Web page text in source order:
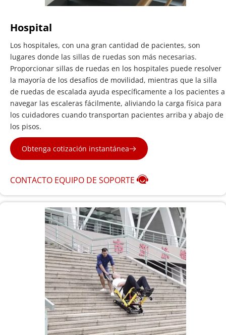
Hospital
Los hospitales, con una gran cantidad de pacientes, son
lugares donde las sillas de ruedas son más necesarias.
Proporcionar sillas de ruedas en los hospitales puede resolver
la mayoría de los desafíos de movilidad, mientras que la silla
de ruedas de escalada ayuda específicamente a los pacientes a
navegar las escaleras fácilmente, aliviando la carga física para
los cuidadores cuando transportan pacientes arriba y abajo de
los pisos.
Obtenga cotización instantánea
CONTACTO EQUIPO DE SOPORTE